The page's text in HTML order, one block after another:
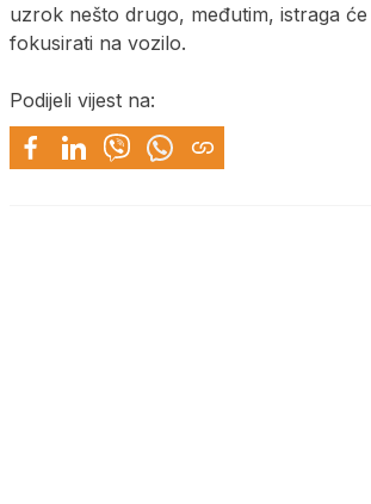
uzrok nešto drugo, međutim, istraga
fokusirati na vozilo.
Podijeli vijest na: